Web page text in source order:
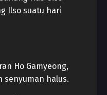
Ilso suatu hari
Ho Gamyeong,
senyuman halus.